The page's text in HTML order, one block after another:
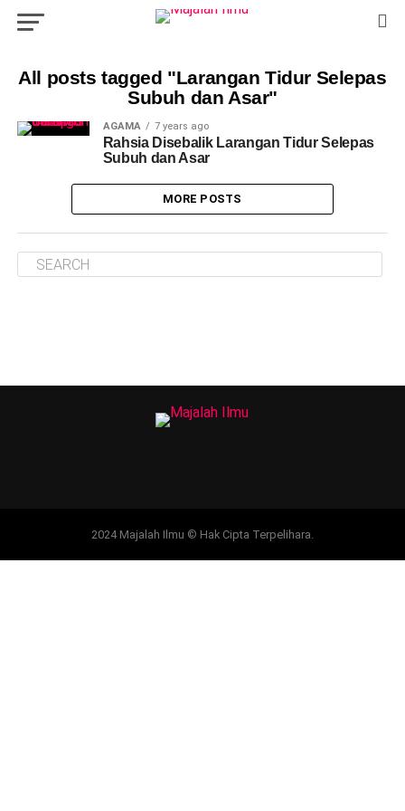
All posts tagged "Larangan Tidur Selepas
Subuh dan Asar"
AGAMA 7 years ago
Rahsia Disebalik Larangan Tidur Selepas
Subuh dan Asar
MORE POSTS
2024 Majalah Ilmu © Hak Cipta Terpelihara.